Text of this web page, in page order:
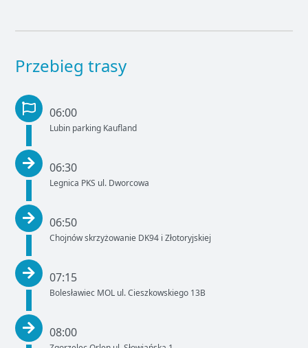
Przebieg trasy
06:00
Lubin parking Kaufland
06:30
Legnica PKS ul. Dworcowa
06:50
Chojnów skrzyżowanie DK94 i Złotoryjskiej
07:15
Bolesławiec MOL ul. Cieszkowskiego 13B
08:00